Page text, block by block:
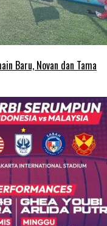
Baru, Novan dan Tama